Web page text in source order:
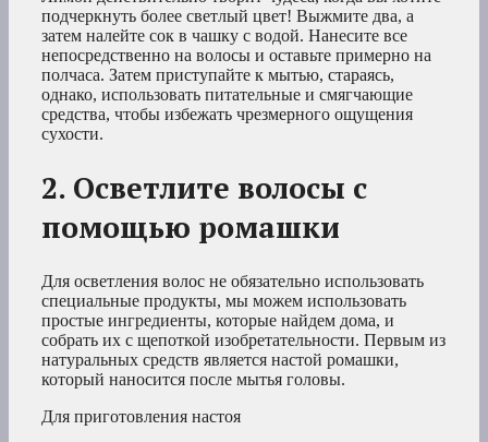
подчеркнуть более светлый цвет! Выжмите два, а
затем налейте сок в чашку с водой. Нанесите все
непосредственно на волосы и оставьте примерно на
полчаса. Затем приступайте к мытью, стараясь,
однако, использовать питательные и смягчающие
средства, чтобы избежать чрезмерного ощущения
сухости.
2. Осветлите волосы с
помощью ромашки
Для осветления волос не обязательно использовать
специальные продукты, мы можем использовать
простые ингредиенты, которые найдем дома, и
собрать их с щепоткой изобретательности. Первым из
натуральных средств является настой ромашки,
который наносится после мытья головы.
Для приготовления настоя